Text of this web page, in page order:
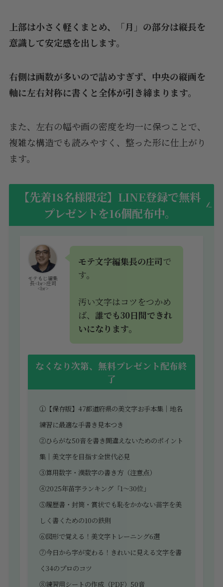
上部は小さく軽くまとめ、「月」の部分は縦長を
意識して安定感を出します。
右側は画数が多いので詰めすぎず、中央の縦画を
軸に左右対称に書くと全体が引き締まります。
また、左右の幅や画の密度を均一に保つことで、
複雑な構造でも読みやすく、整った形に仕上がり
ます。
【先着18名様限定】LINE登録で無料
プレゼントを16個配布中。
モテもじ編集
長<br>庄司
<br>
モテ文字編集長の庄司で
す。
汚い文字はコツをつかめ
ば、誰でも30日間できれ
いになります。
なくなり次第、無料プレゼント配布終
了
①【保存版】47都道府県の美文字お手本集｜地名
練習に最適な手書き見本つき
②ひらがな50音を書き間違えないためのポイント
集｜美文字を目指す全世代必見
③算用数字・漢数字の書き方（注意点）
④2025年苗字ランキング「1～30位」
⑤履歴書・封筒・賞状でも恥をかかない苗字を美
しく書くための10の鉄則
⑥図形で覚える！美文字トレーニング6選
⑦今日から字が変わる！きれいに見える文字を書
く34のプロのコツ
⑧練習用シートの作成（PDF）50音